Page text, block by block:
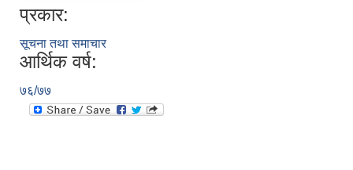
प्रकार:
सूचना तथा समाचार
आर्थिक वर्ष:
७६/७७